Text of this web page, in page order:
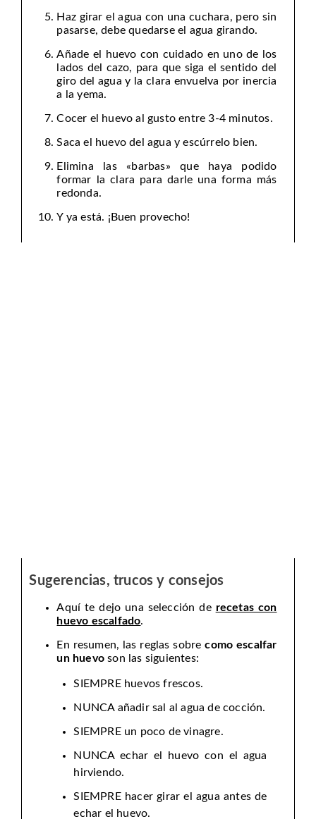
Haz girar el agua con una cuchara, pero sin
pasarse, debe quedarse el agua girando.
Añade el huevo con cuidado en uno de los
lados del cazo, para que siga el sentido del
giro del agua y la clara envuelva por inercia
a la yema.
Cocer el huevo al gusto entre 3-4 minutos.
Saca el huevo del agua y escúrrelo bien.
Elimina las «barbas» que haya podido
formar la clara para darle una forma más
redonda.
Y ya está. ¡Buen provecho!
Sugerencias, trucos y consejos
Aquí te dejo una selección de recetas con
huevo escalfado.
En resumen, las reglas sobrecomo escalfar
un huevo son las siguientes:
SIEMPRE huevos frescos.
NUNCA añadir sal al agua de cocción.
SIEMPRE un poco de vinagre.
NUNCA echar el huevo con el agua
hirviendo.
SIEMPRE hacer girar el agua antes de
echar el huevo.